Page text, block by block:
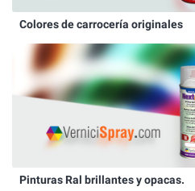
Colores de carrocería originales
Pinturas Ral brillantes y opacas.